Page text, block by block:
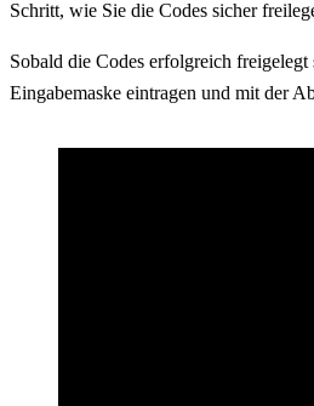
Schritt, wie Sie die Codes sicher
Sobald die Codes erfolgreich
Eingabemaske eintragen und mit der